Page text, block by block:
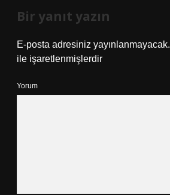
Bir yanıt yazın
E-posta adresiniz yayınlanmayacak.
ile işaretlenmişlerdir
Yorum